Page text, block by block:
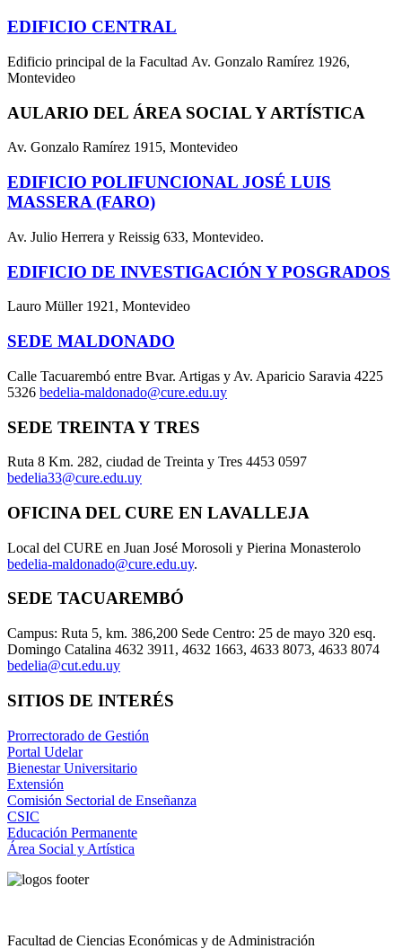
EDIFICIO CENTRAL
Edificio principal de la Facultad Av. Gonzalo Ramírez 1926,
Montevideo
AULARIO DEL ÁREA SOCIAL Y ARTÍSTICA
Av. Gonzalo Ramírez 1915, Montevideo
EDIFICIO POLIFUNCIONAL JOSÉ LUIS
MASSERA (FARO)
Av. Julio Herrera y Reissig 633, Montevideo.
EDIFICIO DE INVESTIGACIÓN Y POSGRADOS
Lauro Müller 1921, Montevideo
SEDE MALDONADO
Calle Tacuarembó entre Bvar. Artigas y Av. Aparicio Saravia 4225
5326 bedelia-maldonado@cure.edu.uy
SEDE TREINTA Y TRES
Ruta 8 Km. 282, ciudad de Treinta y Tres 4453 0597
bedelia33@cure.edu.uy
OFICINA DEL CURE EN LAVALLEJA
Local del CURE en Juan José Morosoli y Pierina Monasterolo
bedelia-maldonado@cure.edu.uy.
SEDE TACUAREMBÓ
Campus: Ruta 5, km. 386,200 Sede Centro: 25 de mayo 320 esq.
Domingo Catalina 4632 3911, 4632 1663, 4633 8073, 4633 8074
bedelia@cut.edu.uy
SITIOS DE INTERÉS
Prorrectorado de Gestión
Portal Udelar
Bienestar Universitario
Extensión
Comisión Sectorial de Enseñanza
CSIC
Educación Permanente
Área Social y Artística
Facultad de Ciencias Económicas y de Administración